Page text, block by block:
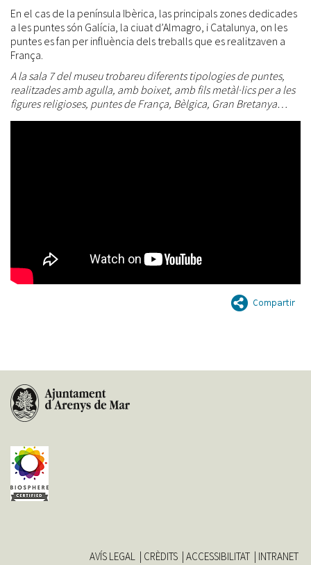
En el cas de la península Ibèrica, las principals zones dedicades
a les puntes són Galícia, la ciuat d’Almagro, i Catalunya, on les
puntes es fan per influència dels treballs que es realitzaven a
França.
A la sala 7 del museu trobareu diferents tipologies de puntes,
realitzades amb agulla, amb boixet, amb fils metàl·lics per a les
figures religioses, puntes de França, Bèlgica, Gran Bretanya…
AVÍS LEGAL CRÈDITS ACCESSIBILITAT INTRANET